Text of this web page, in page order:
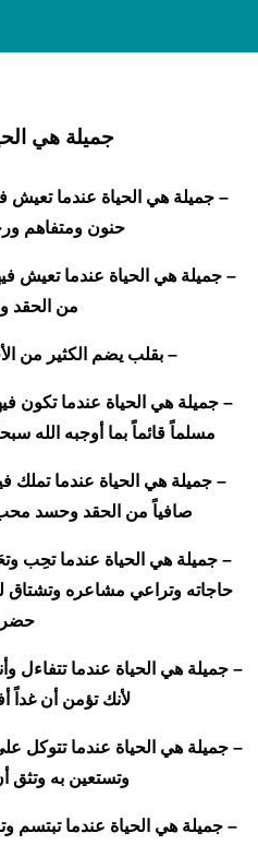
جميلة هي
– جميلة هي الحياة عندما
حنون ومتفاهم
– جميلة هي الحياة عندما تعيش
من الحقد
– بقلب يضم الكثير من
– جميلة هي الحياة عندما تكون
مسلماً قائماً بما أوجبه الله
– جميلة هي الحياة عندما تملك
صافياً من الحقد وحسد
– جميلة هي الحياة عندما تحِب
حاجاته وتراعي مشاعره وتشتاق
– جميلة هي الحياة عندما تتفاءل
لأنك تؤمن أن غداً
– جميلة هي الحياة عندما تتوكل
وتستعين به وتثق
– جميلة هي الحياة عندما